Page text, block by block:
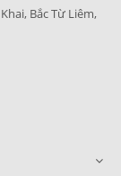
Bắc Từ Liêm,